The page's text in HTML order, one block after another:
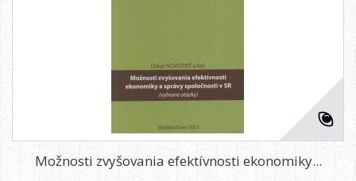
Možnosti zvyšovania efektívnosti ekonomiky...